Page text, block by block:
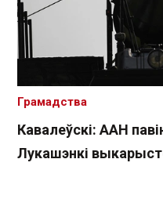
Кавалеўскі: ААН
Лукашэнкі
Грамадства